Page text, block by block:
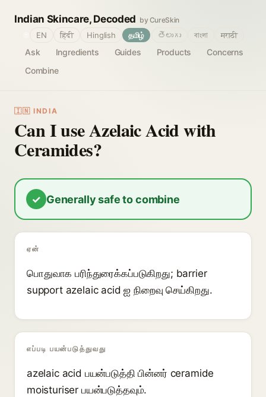
Indian Skincare, Decoded by CureSkin
Ask Ingredients Guides Products
Concerns
Combine
EN हिंदी Hinglish தமிழ் తెలుగు বাংলা मराठी
🇮🇳 INDIA
Can I use Azelaic Acid with
Ceramides?
✓ Generally safe to combine
ஏன்
பொதுவாக பரிந்துரைக்கப்படுகிறது; barrier
support azelaic acid ஐ நிறைவு செய்கிறது.
எப்படி பயன்படுத்துவது
azelaic acid பயன்படுத்தி பின்னர் ceramide
moisturiser பயன்படுத்தவும்.